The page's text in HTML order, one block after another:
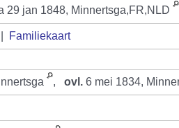
29 jan 1848, Minnertsga,FR,NLD
Familiekaart
, ovl. 6 mei 1834,